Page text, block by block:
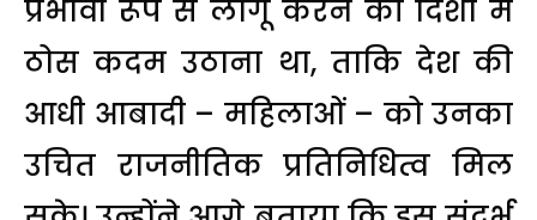
प्रभावी रूप से लागू करने की दिशा में
ठोस कदम उठाना था, ताकि देश की
आधी आबादी – महिलाओं – को उनका
उचित राजनीतिक प्रतिनिधित्व मिल